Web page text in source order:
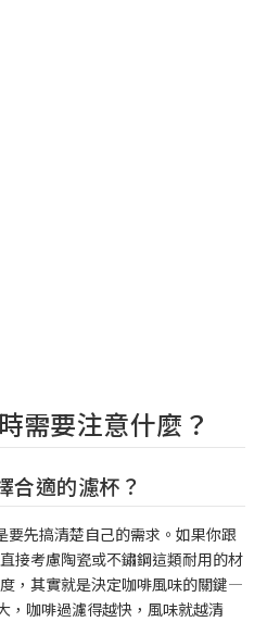
需要注意什麼？
合適的濾杯？
要先搞清楚自己的需求。如果你跟
接考慮陶瓷或不鏽鋼這類耐用的材
，其實就是決定咖啡風味的關鍵—
，咖啡過濾得越快，風味就越清